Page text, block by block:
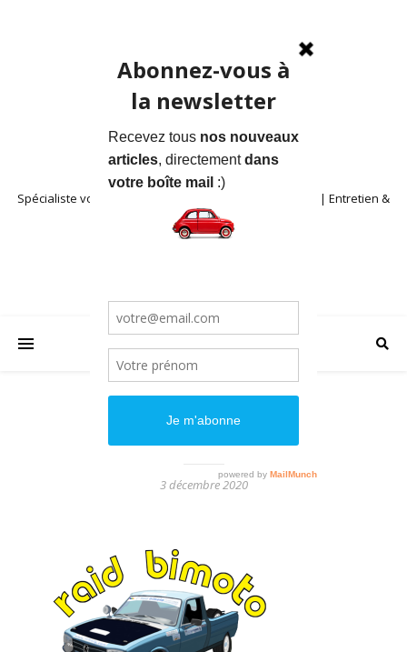
Spécialiste voitures anciennes en Provence | Location | Entretien &
Restauration | Blog
3 décembre 2020